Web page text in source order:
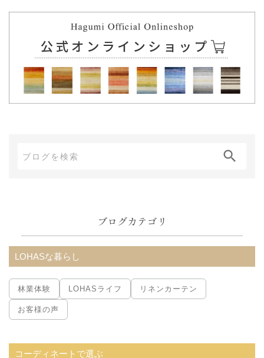
ブ
ブログカテゴリ
LOHASな暮らし
林業体験 LOHASライフ リネンカーテン
お客様の声
コーディネートで選ぶ